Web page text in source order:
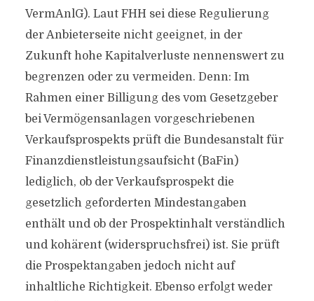
VermAnlG). Laut FHH sei diese Regulierung
der Anbieterseite nicht geeignet, in der
Zukunft hohe Kapitalverluste nennenswert zu
begrenzen oder zu vermeiden. Denn: Im
Rahmen einer Billigung des vom Gesetzgeber
bei Vermögensanlagen vorgeschriebenen
Verkaufsprospekts prüft die Bundesanstalt für
Finanzdienstleistungsaufsicht (BaFin)
lediglich, ob der Verkaufsprospekt die
gesetzlich geforderten Mindestangaben
enthält und ob der Prospektinhalt verständlich
und kohärent (widerspruchsfrei) ist. Sie prüft
die Prospektangaben jedoch nicht auf
inhaltliche Richtigkeit. Ebenso erfolgt weder